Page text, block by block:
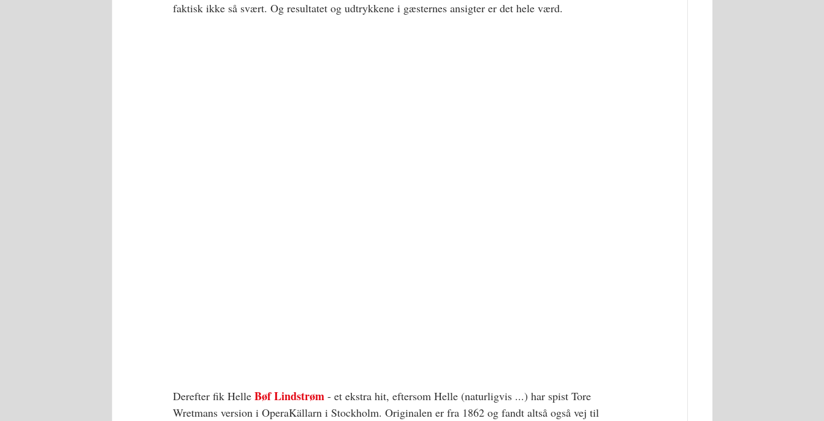
faktisk ikke så svært. Og resultatet og udtrykkene i gæsternes ansigter er det hele værd.
Derefter fik Helle Bøf Lindstrøm - et ekstra hit, eftersom Helle (naturligvis ...) har spist Tore
Wretmans version i OperaKällarn i Stockholm. Originalen er fra 1862 og fandt altså også vej til